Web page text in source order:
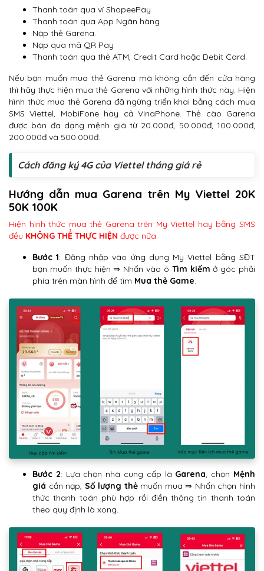
Thanh toán qua ví ShopeePay
Thanh toán qua App Ngân hàng
Nạp thẻ Garena.
Nạp qua mã QR Pay
Thanh toán qua thẻ ATM, Credit Card hoặc Debit Card.
Nếu bạn muốn mua thẻ Garena mà không cần đến cửa hàng
thì hãy thực hiện mua thẻ Garena với những hình thức này. Hiện
hình thức mua thẻ Garena đã ngừng triển khai bằng cách mua
SMS Viettel, MobiFone hay cả VinaPhone. Thẻ cào Garena
được bán đa dạng mệnh giá từ 20.000đ, 50.000đ, 100.000đ,
200.000đ và 500.000đ.
Cách đăng ký 4G của Viettel tháng giá rẻ
Hướng dẫn mua Garena trên My Viettel 20K
50K 100K
Hiện hình thức mua thẻ Garena trên My Viettel hay bằng SMS
đều KHÔNG THỂ THỰC HIỆN được nữa.
Bước 1: Đăng nhập vào ứng dụng My Viettel bằng SĐT
bạn muốn thực hiện ⇒ Nhấn vào ô Tìm kiếm ở góc phải
phía trên màn hình để tìm Mua thẻ Game.
Bước 2: Lựa chọn nhà cung cấp là Garena, chọn Mệnh
giá cần nạp, Số lượng thẻmuốn mua ⇒ Nhấn chọn hình
thức thanh toán phù hợp rồi điền thông tin thanh toán
theo quy định là xong.